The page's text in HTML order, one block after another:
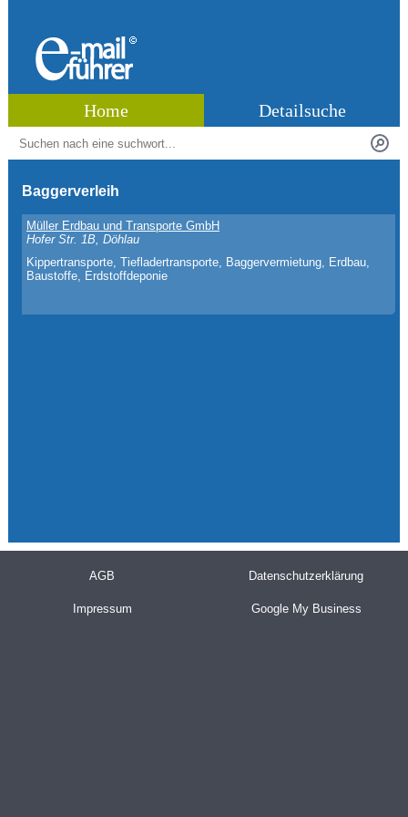
Home Detailsuche
Baggerverleih
Müller Erdbau und Transporte GmbH
Hofer Str. 1B, Döhlau
Kippertransporte, Tiefladertransporte, Baggervermietung, Erdbau,
Baustoffe, Erdstoffdeponie
AGB Datenschutzerklärung
Impressum Google My Business